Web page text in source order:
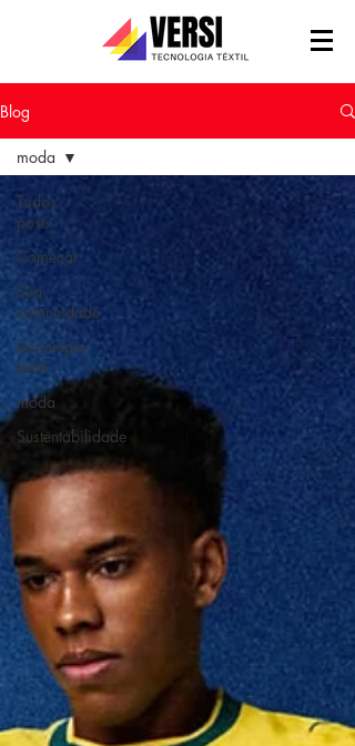
Blog
Todos
posts
Começar
Sua
comunidade
tecnologia
têxtil
moda
Sustentabilidade
moda